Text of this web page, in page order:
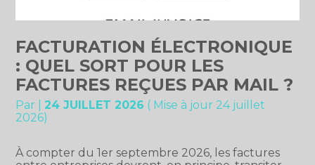
FACTURATION ÉLECTRONIQUE
: QUEL SORT POUR LES
FACTURES REÇUES PAR MAIL ?
Par 24 JUILLET 2026 ( Mise à jour 24 juillet
2026)
À compter du 1er septembre 2026, les factures